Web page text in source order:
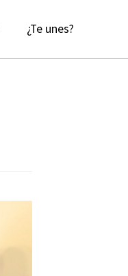
¿Te unes?